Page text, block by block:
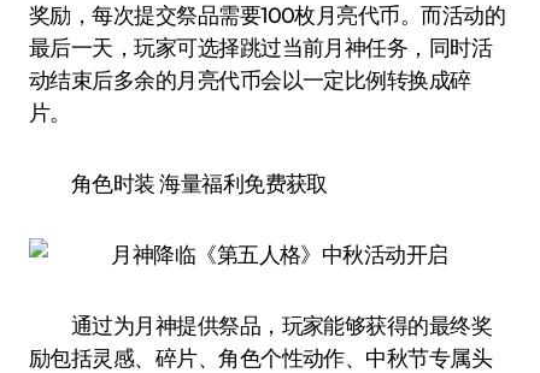
奖励，每次提交祭品需要100枚月亮代币。而活动的
最后一天，玩家可选择跳过当前月神任务，同时活
动结束后多余的月亮代币会以一定比例转换成碎
片。
角色时装 海量福利免费获取
通过为月神提供祭品，玩家能够获得的最终奖
励包括灵感、碎片、角色个性动作、中秋节专属头